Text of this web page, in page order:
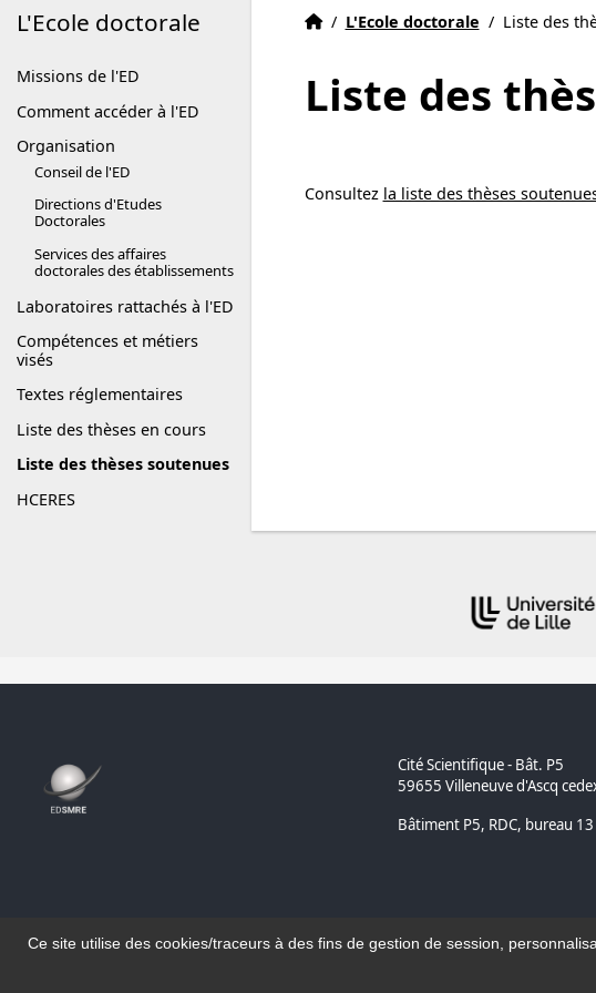
L'Ecole doctorale
Missions de l'ED
Comment accéder à l'ED
Organisation
Conseil de l'ED
Directions d'Etudes
Doctorales
Services des affaires
doctorales des établissements
Laboratoires rattachés à l'ED
Compétences et métiers
visés
Textes réglementaires
Liste des thèses en cours
Liste des thèses soutenues
HCERES
Accueil
Accueil
/ L'Ecole doctorale / Liste des
Liste des
Consultez la liste des thèses
Cité Scientifique - Bât. P5
59655 Villeneuve d'Ascq
Bâtiment P5, RDC, bureau
Ce site utilise des cookies/traceurs à des fins de gestion de session,